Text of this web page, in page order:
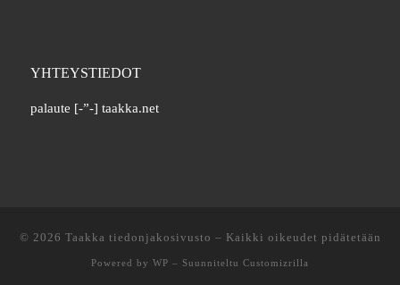
YHTEYSTIEDOT
palaute [-”-] taakka.net
© 2026 Taakka tiedonjakosivusto – Kaikki oikeudet pidätetään
Powered by WP – Suunniteltu Customizrilla